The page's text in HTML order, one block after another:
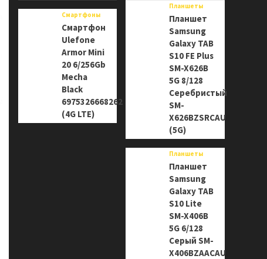
Смартфоны
Смартфон
Ulefone
Armor Mini
20 6/256Gb
Mecha
Black
6975326668262
(4G LTE)
Планшеты
Планшет
Samsung
Galaxy TAB
S10 FE Plus
SM-X626B
5G 8/128
Серебристый
SM-
X626BZSRCAU
(5G)
Планшеты
Планшет
Samsung
Galaxy TAB
S10 Lite
SM-X406B
5G 6/128
Серый SM-
X406BZAACAU